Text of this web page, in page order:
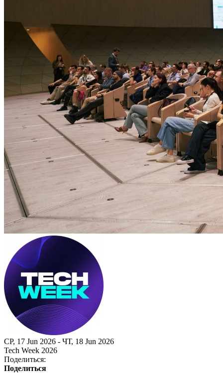
СР, 17 Jun 2026 - ЧТ, 18 Jun 2026
Tech Week 2026
Поделиться:
Поделиться